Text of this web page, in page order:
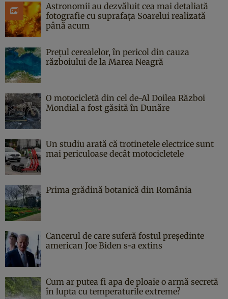
Astronomii au dezvăluit cea mai detaliată
fotografie cu suprafața Soarelui realizată
până acum
Prețul cerealelor, în pericol din cauza
războiului de la Marea Neagră
O motocicletă din cel de-Al Doilea Război
Mondial a fost găsită în Dunăre
Un studiu arată că trotinetele electrice sunt
mai periculoase decât motocicletele
Prima grădină botanică din România
Cancerul de care suferă fostul președinte
american Joe Biden s-a extins
Cum ar putea fi apa de ploaie o armă secretă
în lupta cu temperaturile extreme?